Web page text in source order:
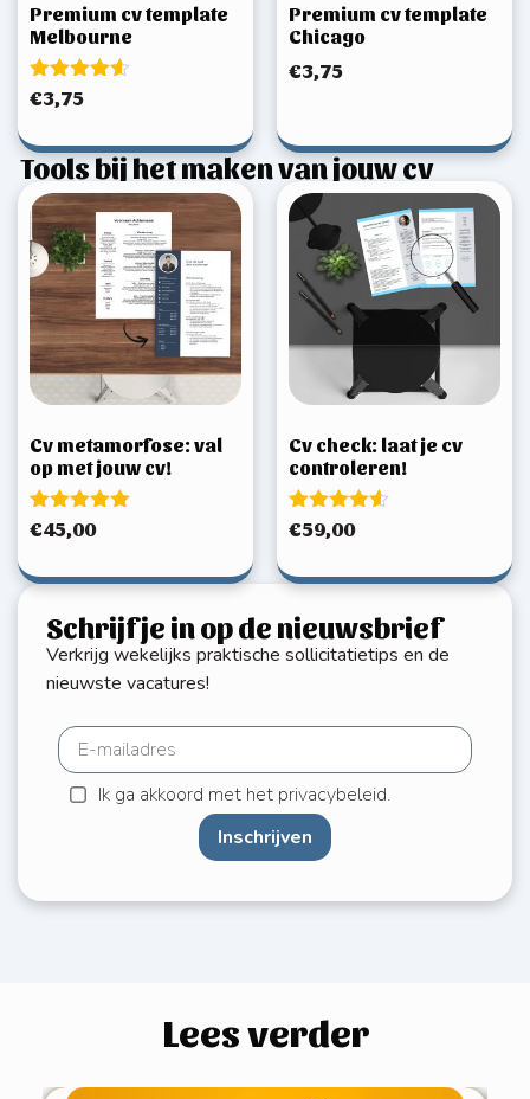
Schrijf je in op de nieuwsbrief
Verkrijg wekelijks praktische sollicitatietips en de
nieuwste vacatures!
Ik ga akkoord met het privacybeleid.
Inschrijven
Premium cv template
Melbourne
Gewaardeerd
4.50
€3,75
Premium cv template
Chicago
€3,75
Tools bij het maken van jouw cv
Cv metamorfose: val
op met jouw cv!
Gewaardeerd
€45,00
Cv check: laat je cv
controleren!
Gewaardeerd
€59,00
Lees verder